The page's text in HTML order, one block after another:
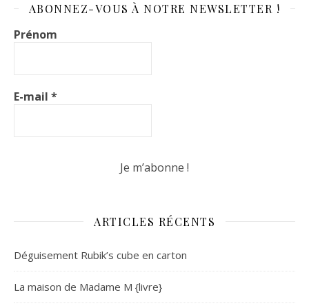
ABONNEZ-VOUS À NOTRE NEWSLETTER !
Prénom
E-mail *
ARTICLES RÉCENTS
Déguisement Rubik’s cube en carton
La maison de Madame M {livre}